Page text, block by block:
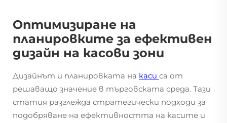
Оптимизиране на
планировките за ефективен
дизайн на касови зони
Дизайнът и планировката на каси са от
решаващо значение в търговската среда. Тази
статия разглежда стратегически подходи за
подобряване на ефективността на касите и